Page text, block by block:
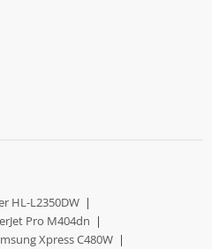
HL-L2350DW |
Pro M404dn |
Xpress C480W |